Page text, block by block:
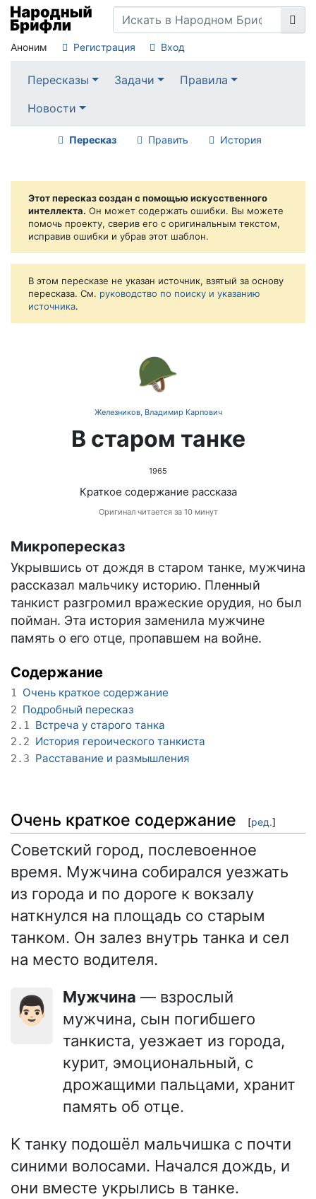
Аноним Регистрация Вход
Пересказы Задачи
Правила
Новости
Пересказ Править История
Этот пересказ создан с помощью искусственного
интеллекта. Он может содержать ошибки. Вы можете
помочь проекту, сверив его с оригинальным текстом,
исправив ошибки и убрав этот шаблон.
В этом пересказе не указан источник, взятый за основу
пересказа. См. руководство по поиску и указанию
источника.
🪖
Железников, Владимир Карпович
В старом танке
1965
Краткое содержание рассказа
Оригинал читается за 10 минут
Микропересказ
Укрывшись от дождя в старом танке, мужчина
рассказал мальчику историю. Пленный
танкист разгромил вражеские орудия, но был
пойман. Эта история заменила мужчине
память о его отце, пропавшем на войне.
Содержание
1 Очень краткое содержание
2 Подробный пересказ
2.1 Встреча у старого танка
2.2 История героического танкиста
2.3 Расставание и размышления
Очень краткое содержание [ред.]
Советский город, послевоенное
время. Мужчина собирался уезжать
из города и по дороге к вокзалу
наткнулся на площадь со старым
танком. Он залез внутрь танка и сел
на место водителя.
👨🏻 Мужчина — взрослый
мужчина, сын погибшего
танкиста, уезжает из города,
курит, эмоциональный, с
дрожащими пальцами, хранит
память об отце.
К танку подошёл мальчишка с почти
синими волосами. Начался дождь, и
они вместе укрылись в танке.